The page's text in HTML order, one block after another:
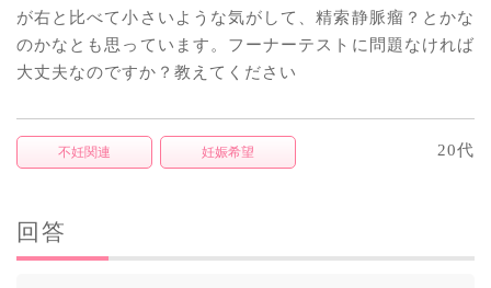
が右と比べて小さいような気がして、精索静脈瘤？とかな
のかなとも思っています。フーナーテストに問題なければ
大丈夫なのですか？教えてください
不妊関連 妊娠希望 20代
回答